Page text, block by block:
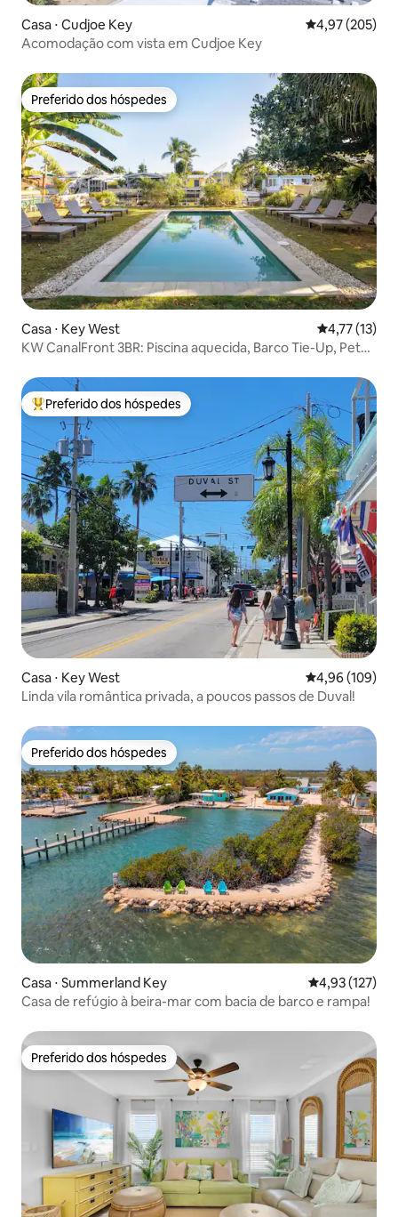
Casa ⋅ Cudjoe Key 4,97 de uma
4,97 (205)
Acomodação com vista em Cudjoe Key
Preferido dos hóspedes
Preferido dos hóspedes
Casa ⋅ Key West 4,77 de uma
4,77 (13)
KW CanalFront 3BR: Piscina aquecida, Barco Tie-Up, Pet
Entre os melhores preferidos dos hóspedes
Preferido dos hóspedes
Casa ⋅ Key West 4,96 de uma
4,96 (109)
Linda vila romântica privada, a poucos passos de Duval!
Preferido dos hóspedes
Preferido dos hóspedes
Casa ⋅ Summerland Key 4,93 de uma
4,93 (127)
Casa de refúgio à beira-mar com bacia de barco e rampa!
Preferido dos hóspedes
Preferido dos hóspedes